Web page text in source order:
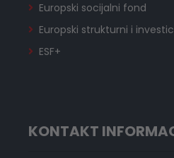
Europski socijalni fond
Europski strukturni i
ESF+
KONTAKT